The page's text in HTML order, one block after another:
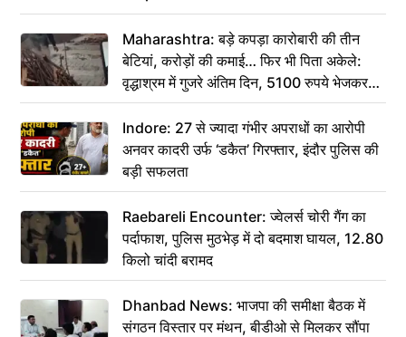
Maharashtra: बड़े कपड़ा कारोबारी की तीन
बेटियां, करोड़ों की कमाई… फिर भी पिता अकेले:
वृद्धाश्रम में गुजरे अंतिम दिन, 5100 रुपये भेजकर
कहा– अंतिम संस्कार कर दीजिए हम नहीं आ पाएंगे
Indore: 27 से ज्यादा गंभीर अपराधों का आरोपी
अनवर कादरी उर्फ ‘डकैत’ गिरफ्तार, इंदौर पुलिस की
बड़ी सफलता
Raebareli Encounter: ज्वेलर्स चोरी गैंग का
पर्दाफाश, पुलिस मुठभेड़ में दो बदमाश घायल, 12.80
किलो चांदी बरामद
Dhanbad News: भाजपा की समीक्षा बैठक में
संगठन विस्तार पर मंथन, बीडीओ से मिलकर सौंपा